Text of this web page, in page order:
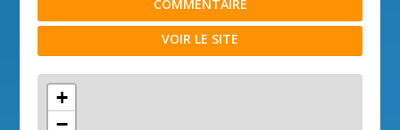
COMMENTAIRE
VOIR LE SITE
+
−